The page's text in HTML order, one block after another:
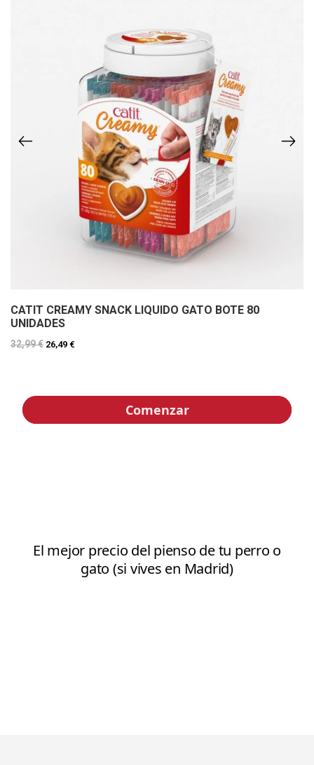
CATIT CREAMY SNACK LIQUIDO GATO BOTE 80
UNIDADES
32,99 € 26,49 €